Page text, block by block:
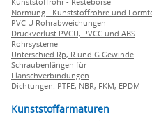
Normung - Kunststoffrohre und
PVC U Rohrabweichungen
Druckverlust PVCU, PVCC und ABS
Rohrsysteme
Unterschied Rp, R und G Gewinde
Schraubenlängen für
Flanschverbindungen
Dichtungen: PTFE, NBR, FKM, EPDM
Kunststoffarmaturen